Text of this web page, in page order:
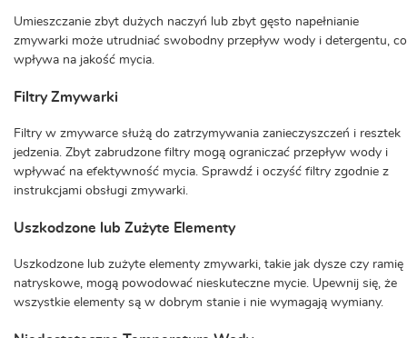
Umieszczanie zbyt dużych naczyń lub zbyt gęsto napełnianie
zmywarki może utrudniać swobodny przepływ wody i detergentu, co
wpływa na jakość mycia.
Filtry Zmywarki
Filtry w zmywarce służą do zatrzymywania zanieczyszczeń i resztek
jedzenia. Zbyt zabrudzone filtry mogą ograniczać przepływ wody i
wpływać na efektywność mycia. Sprawdź i oczyść filtry zgodnie z
instrukcjami obsługi zmywarki.
Uszkodzone lub Zużyte Elementy
Uszkodzone lub zużyte elementy zmywarki, takie jak dysze czy ramię
natryskowe, mogą powodować nieskuteczne mycie. Upewnij się, że
wszystkie elementy są w dobrym stanie i nie wymagają wymiany.